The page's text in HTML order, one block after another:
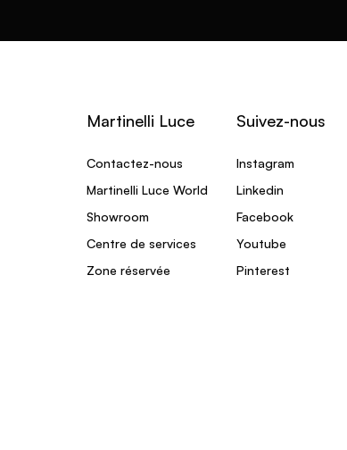
Martinelli Luce
Contactez-nous
Martinelli Luce World
Showroom
Centre de services
Zone réservée
Suivez-nous
Instagram
Linkedin
Facebook
Youtube
Pinterest